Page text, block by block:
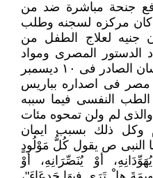
جنحة مباشرة ضد من
كان مركزه لسجنه وطلب
منه 5 مليون جنيه لعلاج الطفل من
الدستور المصرى ومواد
نص البيان العالمى لحقوق الإنسان الصادر فى ١٠ ديسمبر
مصر فى اصداره بباريس
النفسى فيما سببه
لم ولن تمحوه مئات
وكل ذلك بسبب ايمان
النبى ص يقول كُلُّ مَوْلُودٍ
أوْ يُنَصِّرَانِهِ، أوْ